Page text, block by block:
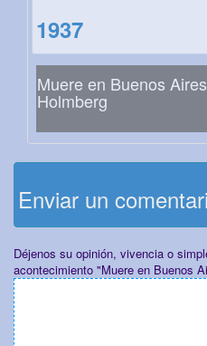
1937
Muere en Buenos
Holmberg
Enviar un
Déjenos su opinión, vivencia o
acontecimiento "Muere en Buenos